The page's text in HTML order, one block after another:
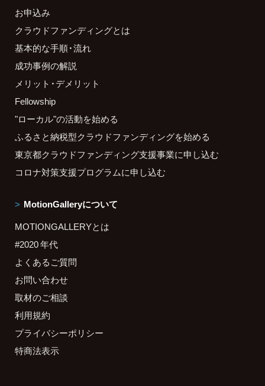
お申込み
クラウドファンディングとは
基本的な手順・流れ
成功事例の解説
メリット・デメリット
Fellowship
"ローカル"の活動を始める
ふるさと納税型クラウドファンディングを始める
東京都クラウドファンディング支援事業に申し込む
コロナ対策支援プログラムに申し込む
MotionGalleryについて
MOTIONGALLERYとは
#2020 年代
よくあるご質問
お問い合わせ
取材のご相談
利用規約
プライバシーポリシー
特商法表示